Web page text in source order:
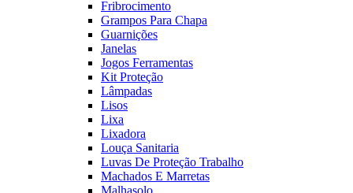
Fribrocimento
Grampos Para Chapa
Guarnições
Janelas
Jogos Ferramentas
Kit Proteção
Lâmpadas
Lisos
Lixa
Lixadora
Louça Sanitaria
Luvas De Proteção Trabalho
Machados E Marretas
Malhasolo